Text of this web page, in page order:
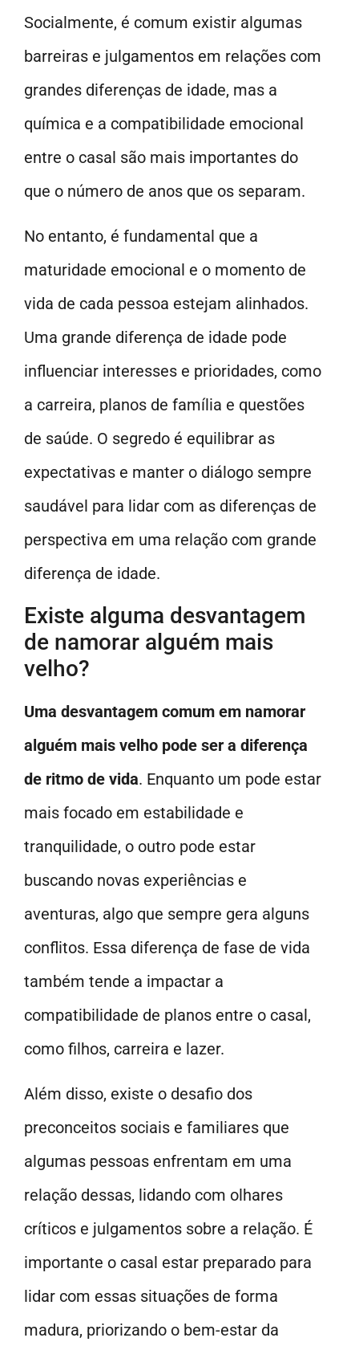
Socialmente, é comum existir algumas
barreiras e julgamentos em relações com
grandes diferenças de idade, mas a
química e a compatibilidade emocional
entre o casal são mais importantes do
que o número de anos que os separam.
No entanto, é fundamental que a
maturidade emocional e o momento de
vida de cada pessoa estejam alinhados.
Uma grande diferença de idade pode
influenciar interesses e prioridades, como
a carreira, planos de família e questões
de saúde. O segredo é equilibrar as
expectativas e manter o diálogo sempre
saudável para lidar com as diferenças de
perspectiva em uma relação com grande
diferença de idade.
Existe alguma desvantagem
de namorar alguém mais
velho?
Uma desvantagem comum em namorar
alguém mais velho pode ser a diferença
de ritmo de vida. Enquanto um pode estar
mais focado em estabilidade e
tranquilidade, o outro pode estar
buscando novas experiências e
aventuras, algo que sempre gera alguns
conflitos. Essa diferença de fase de vida
também tende a impactar a
compatibilidade de planos entre o casal,
como filhos, carreira e lazer.
Além disso, existe o desafio dos
preconceitos sociais e familiares que
algumas pessoas enfrentam em uma
relação dessas, lidando com olhares
críticos e julgamentos sobre a relação. É
importante o casal estar preparado para
lidar com essas situações de forma
madura, priorizando o bem-estar da